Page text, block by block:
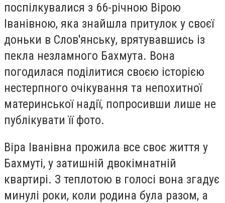
поспілкувалися з 66-річною Вірою
Іванівною, яка знайшла притулок у своєї
доньки в Слов'янську, врятувавшись із
пекла незламного Бахмута. Вона
погодилася поділитися своєю історією
нестерпного очікування та непохитної
материнської надії, попросивши лише не
публікувати її фото.
Віра Іванівна прожила все своє життя у
Бахмуті, у затишній двокімнатній
квартирі. З теплотою в голосі вона згадує
минулі роки, коли родина була разом, а